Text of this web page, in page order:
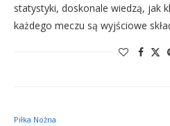
statystyki, doskonale wiedzą, jak
każdego meczu są wyjściowe
Piłka Nożna